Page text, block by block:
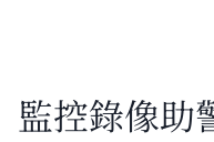
監控錄像助